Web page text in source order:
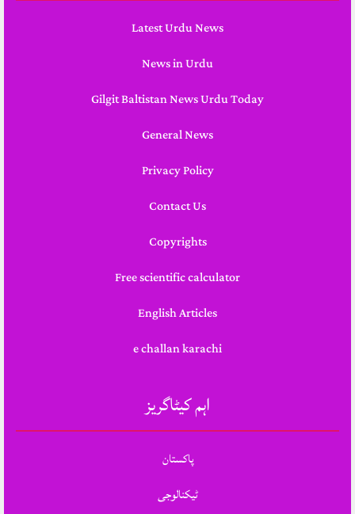
Latest Urdu News
News in Urdu
Gilgit Baltistan News Urdu Today
General News
Privacy Policy
Contact Us
Copyrights
Free scientific calculator
English Articles
e challan karachi
اہم کیٹاگریز
پاکستان
ٹیکنالوجی